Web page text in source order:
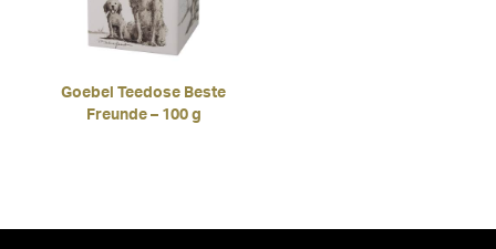
Goebel Teedose Beste
Freunde – 100 g